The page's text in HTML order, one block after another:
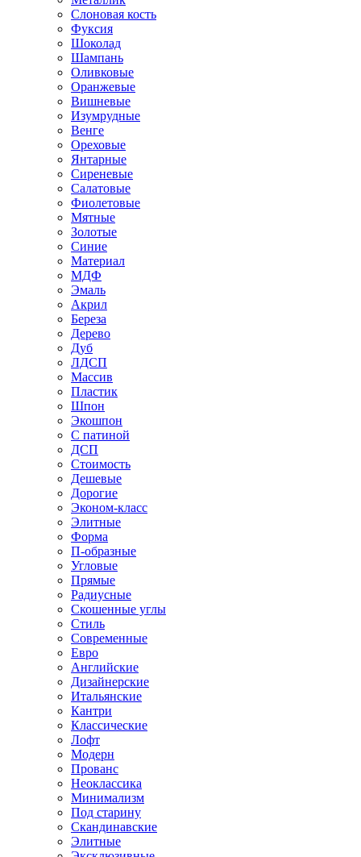
Слоновая кость
Фуксия
Шоколад
Шампань
Оливковые
Оранжевые
Вишневые
Изумрудные
Венге
Ореховые
Янтарные
Сиреневые
Салатовые
Фиолетовые
Мятные
Золотые
Синие
Материал
МДФ
Эмаль
Акрил
Береза
Дерево
Дуб
ЛДСП
Массив
Пластик
Шпон
Экошпон
С патиной
ДСП
Стоимость
Дешевые
Дорогие
Эконом-класс
Элитные
Форма
П-образные
Угловые
Прямые
Радиусные
Скошенные углы
Стиль
Современные
Евро
Английские
Дизайнерские
Итальянские
Кантри
Классические
Лофт
Модерн
Прованс
Неоклассика
Минимализм
Под старину
Скандинавские
Элитные